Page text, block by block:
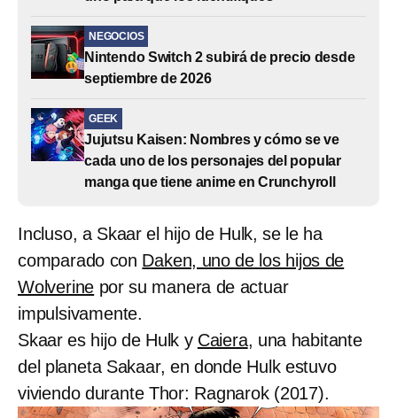
NEGOCIOS
Nintendo Switch 2 subirá de precio desde
septiembre de 2026
GEEK
Jujutsu Kaisen: Nombres y cómo se ve
cada uno de los personajes del popular
manga que tiene anime en Crunchyroll
Incluso, a Skaar el hijo de Hulk, se le ha
comparado con Daken, uno de los hijos de
Wolverine por su manera de actuar
impulsivamente.
Skaar es hijo de Hulk y Caiera, una habitante
del planeta Sakaar, en donde Hulk estuvo
viviendo durante Thor: Ragnarok (2017).